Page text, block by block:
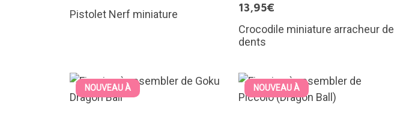
Pistolet Nerf miniature
13,95€
Crocodile miniature arracheur de
dents
NOUVEAU À NOUVEAU À